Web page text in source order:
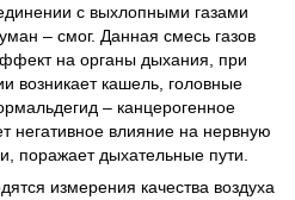
с выхлопными газами
– смог. Данная смесь газов
на органы дыхания, при
возникает кашель, головные
– канцерогенное
негативное влияние на нервную
поражает дыхательные пути.
измерения качества воздуха